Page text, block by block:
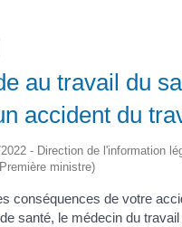
au travail du
accident du
- Direction de l'information
ministre)
conséquences de votre
santé, le médecin du